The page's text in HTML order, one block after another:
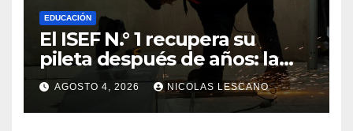
EDUCACIÓN
El ISEF N.° 1 recupera su
pileta después de años: la
obra ya supera el 50% y
cambia la formación de miles
de estudiantes
AGOSTO 4, 2026 NICOLAS LESCANO